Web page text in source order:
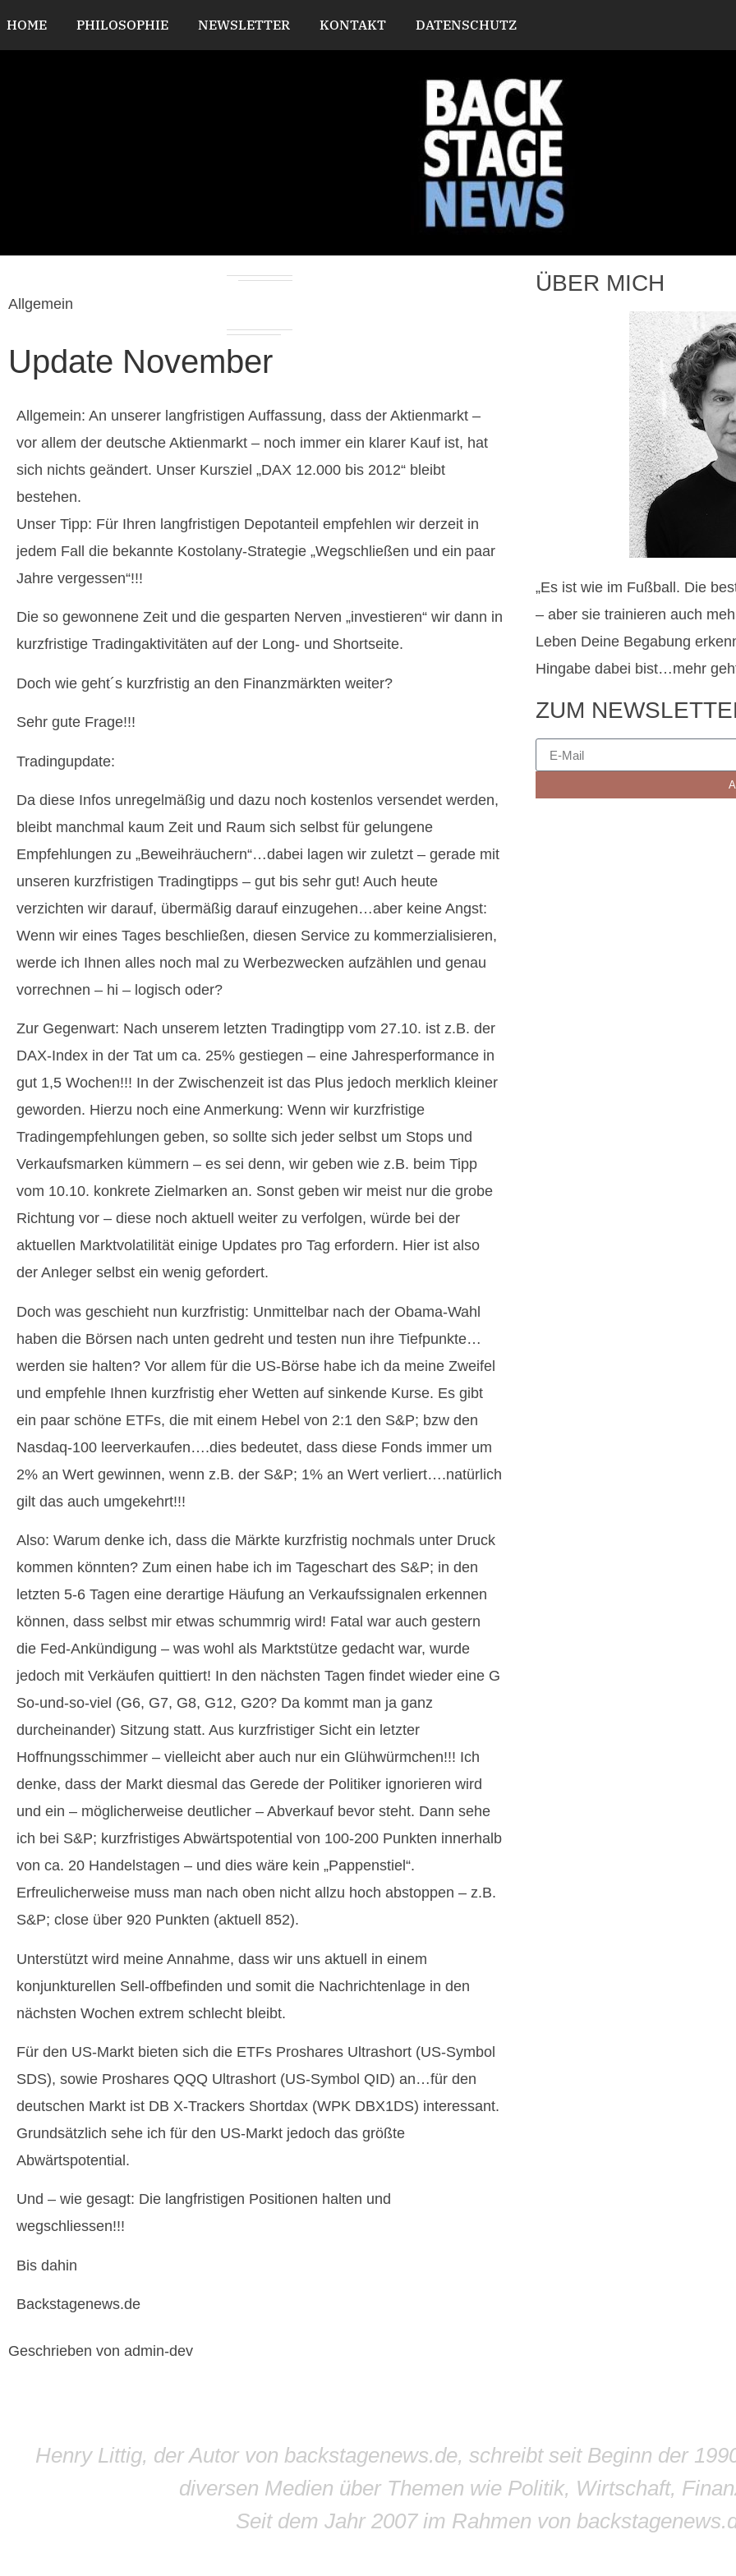
HOME PHILOSOPHIE NEWSLETTER KONTAKT DATENSCHUTZ
Allgemein
Update November
Allgemein: An unserer langfristigen Auffassung, dass der Aktienmarkt –
vor allem der deutsche Aktienmarkt – noch immer ein klarer Kauf ist, hat
sich nichts geändert. Unser Kursziel „DAX 12.000 bis 2012“ bleibt
bestehen.
Unser Tipp: Für Ihren langfristigen Depotanteil empfehlen wir derzeit in
jedem Fall die bekannte Kostolany-Strategie „Wegschließen und ein paar
Jahre vergessen“!!!
Die so gewonnene Zeit und die gesparten Nerven „investieren“ wir dann in
kurzfristige Tradingaktivitäten auf der Long- und Shortseite.
Doch wie geht´s kurzfristig an den Finanzmärkten weiter?
Sehr gute Frage!!!
Tradingupdate:
Da diese Infos unregelmäßig und dazu noch kostenlos versendet werden,
bleibt manchmal kaum Zeit und Raum sich selbst für gelungene
Empfehlungen zu „Beweihräuchern“…dabei lagen wir zuletzt – gerade mit
unseren kurzfristigen Tradingtipps – gut bis sehr gut! Auch heute
verzichten wir darauf, übermäßig darauf einzugehen…aber keine Angst:
Wenn wir eines Tages beschließen, diesen Service zu kommerzialisieren,
werde ich Ihnen alles noch mal zu Werbezwecken aufzählen und genau
vorrechnen – hi – logisch oder?
Zur Gegenwart: Nach unserem letzten Tradingtipp vom 27.10. ist z.B. der
DAX-Index in der Tat um ca. 25% gestiegen – eine Jahresperformance in
gut 1,5 Wochen!!! In der Zwischenzeit ist das Plus jedoch merklich kleiner
geworden. Hierzu noch eine Anmerkung: Wenn wir kurzfristige
Tradingempfehlungen geben, so sollte sich jeder selbst um Stops und
Verkaufsmarken kümmern – es sei denn, wir geben wie z.B. beim Tipp
vom 10.10. konkrete Zielmarken an. Sonst geben wir meist nur die grobe
Richtung vor – diese noch aktuell weiter zu verfolgen, würde bei der
aktuellen Marktvolatilität einige Updates pro Tag erfordern. Hier ist also
der Anleger selbst ein wenig gefordert.
Doch was geschieht nun kurzfristig: Unmittelbar nach der Obama-Wahl
haben die Börsen nach unten gedreht und testen nun ihre Tiefpunkte…
werden sie halten? Vor allem für die US-Börse habe ich da meine Zweifel
und empfehle Ihnen kurzfristig eher Wetten auf sinkende Kurse. Es gibt
ein paar schöne ETFs, die mit einem Hebel von 2:1 den S&P; bzw den
Nasdaq-100 leerverkaufen….dies bedeutet, dass diese Fonds immer um
2% an Wert gewinnen, wenn z.B. der S&P; 1% an Wert verliert….natürlich
gilt das auch umgekehrt!!!
Also: Warum denke ich, dass die Märkte kurzfristig nochmals unter Druck
kommen könnten? Zum einen habe ich im Tageschart des S&P; in den
letzten 5-6 Tagen eine derartige Häufung an Verkaufssignalen erkennen
können, dass selbst mir etwas schummrig wird! Fatal war auch gestern
die Fed-Ankündigung – was wohl als Marktstütze gedacht war, wurde
jedoch mit Verkäufen quittiert! In den nächsten Tagen findet wieder eine G
So-und-so-viel (G6, G7, G8, G12, G20? Da kommt man ja ganz
durcheinander) Sitzung statt. Aus kurzfristiger Sicht ein letzter
Hoffnungsschimmer – vielleicht aber auch nur ein Glühwürmchen!!! Ich
denke, dass der Markt diesmal das Gerede der Politiker ignorieren wird
und ein – möglicherweise deutlicher – Abverkauf bevor steht. Dann sehe
ich bei S&P; kurzfristiges Abwärtspotential von 100-200 Punkten innerhalb
von ca. 20 Handelstagen – und dies wäre kein „Pappenstiel“.
Erfreulicherweise muss man nach oben nicht allzu hoch abstoppen – z.B.
S&P; close über 920 Punkten (aktuell 852).
Unterstützt wird meine Annahme, dass wir uns aktuell in einem
konjunkturellen Sell-offbefinden und somit die Nachrichtenlage in den
nächsten Wochen extrem schlecht bleibt.
Für den US-Markt bieten sich die ETFs Proshares Ultrashort (US-Symbol
SDS), sowie Proshares QQQ Ultrashort (US-Symbol QID) an…für den
deutschen Markt ist DB X-Trackers Shortdax (WPK DBX1DS) interessant.
Grundsätzlich sehe ich für den US-Markt jedoch das größte
Abwärtspotential.
Und – wie gesagt: Die langfristigen Positionen halten und
wegschliessen!!!
Bis dahin
Backstagenews.de
Geschrieben von admin-dev
ÜBER MICH
„Es ist wie im Fußball. Die
– aber sie trainieren auch
Leben Deine Begabung
Hingabe dabei bist…mehr
ZUM
Henry Littig, der Autor von backstagenews.de, schreibt seit Beginn der
diversen Medien über Themen wie Politik, Wirtschaft,
Seit dem Jahr 2007 im Rahmen von